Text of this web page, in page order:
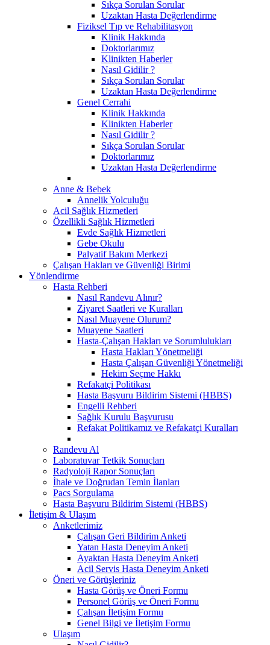
Sıkça Sorulan Sorular
Uzaktan Hasta Değerlendirme
Fiziksel Tıp ve Rehabilitasyon
Klinik Hakkında
Doktorlarımız
Klinikten Haberler
Nasıl Gidilir ?
Sıkça Sorulan Sorular
Uzaktan Hasta Değerlendirme
Genel Cerrahi
Klinik Hakkında
Klinikten Haberler
Nasıl Gidilir ?
Sıkça Sorulan Sorular
Doktorlarımız
Uzaktan Hasta Değerlendirme
Anne & Bebek
Annelik Yolculuğu
Acil Sağlık Hizmetleri
Özellikli Sağlık Hizmetleri
Evde Sağlık Hizmetleri
Gebe Okulu
Palyatif Bakım Merkezi
Çalışan Hakları ve Güvenliği Birimi
Yönlendirme
Hasta Rehberi
Nasıl Randevu Alınır?
Ziyaret Saatleri ve Kuralları
Nasıl Muayene Olurum?
Muayene Saatleri
Hasta-Çalışan Hakları ve Sorumlulukları
Hasta Hakları Yönetmeliği
Hasta Çalışan Güvenliği Yönetmeliği
Hekim Seçme Hakkı
Refakatçi Politikası
Hasta Başvuru Bildirim Sistemi (HBBS)
Engelli Rehberi
Sağlık Kurulu Başvurusu
Refakat Politikamız ve Refakatçi Kuralları
Randevu Al
Laboratuvar Tetkik Sonuçları
Radyoloji Rapor Sonuçları
İhale ve Doğrudan Temin İlanları
Pacs Sorgulama
Hasta Başvuru Bildirim Sistemi (HBBS)
İletişim & Ulaşım
Anketlerimiz
Çalışan Geri Bildirim Anketi
Yatan Hasta Deneyim Anketi
Ayaktan Hasta Deneyim Anketi
Acil Servis Hasta Deneyim Anketi
Öneri ve Görüşleriniz
Hasta Görüş ve Öneri Formu
Personel Görüş ve Öneri Formu
Çalışan İletişim Formu
Genel Bilgi ve İletişim Formu
Ulaşım